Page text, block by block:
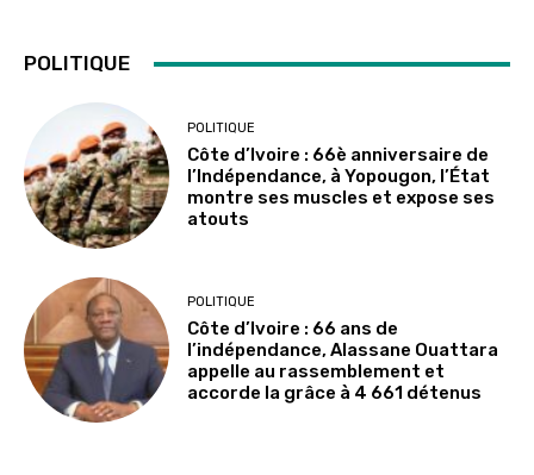
POLITIQUE
POLITIQUE
Côte d’Ivoire : 66è anniversaire de
l’Indépendance, à Yopougon, l’État
montre ses muscles et expose ses
atouts
POLITIQUE
Côte d’Ivoire : 66 ans de
l’indépendance, Alassane Ouattara
appelle au rassemblement et
accorde la grâce à 4 661 détenus